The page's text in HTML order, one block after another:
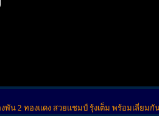
พัน 2 ทองแดง สวยแชมป์ รุ้งเต็ม พร้อมเลี่ยมกั